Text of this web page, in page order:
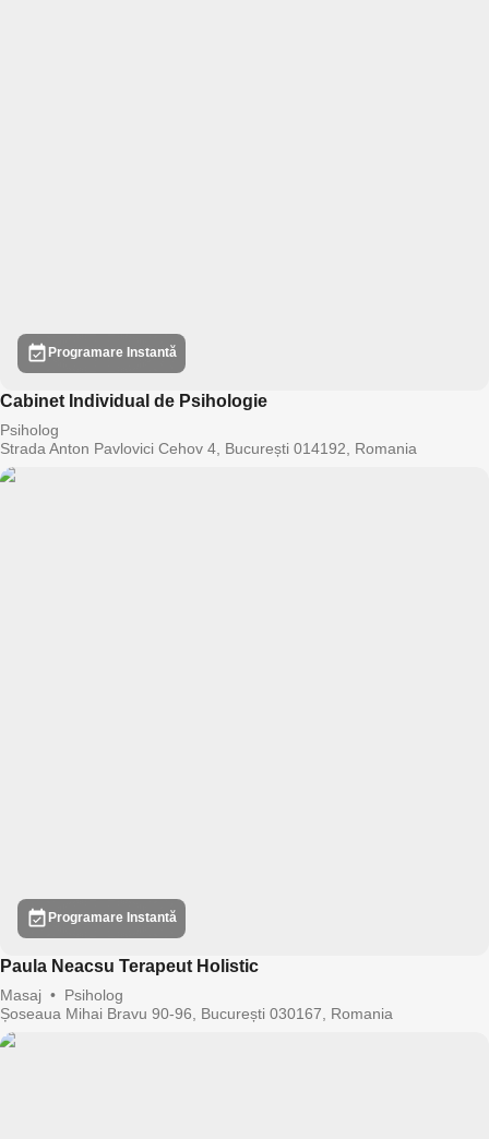
Programare Instantă
Cabinet Individual de Psihologie
Psiholog
Strada Anton Pavlovici Cehov 4, București 014192, Romania
Programare Instantă
Paula Neacsu Terapeut Holistic
Masaj • Psiholog
Șoseaua Mihai Bravu 90-96, București 030167, Romania